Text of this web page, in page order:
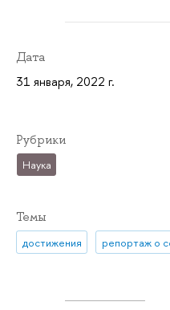
Дата
31 января, 2022 г.
Рубрики
Наука
Темы
достижения репортаж о